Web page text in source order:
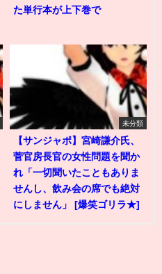
た単行本が上下巻で
未分類
【サンジャポ】宮崎謙介氏、
菅官房長官の女性問題を聞か
れ「一切聞いたこともありま
せんし、飲み会の席でも絶対
にしません」 [爆笑ゴリラ★]